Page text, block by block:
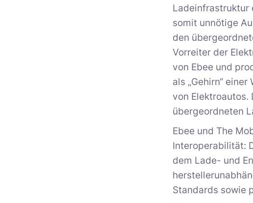
Ladeinfrastruktur
somit unnötige
den
Vorreiter der
von Ebee und
als „Gehirn“
von
übergeordneten
Ebee und The
Interoperabilität:
dem Lade- und
Standards sowie